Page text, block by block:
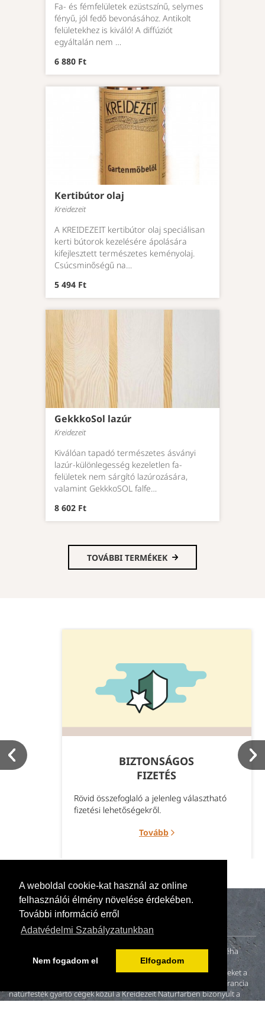
A weboldal cookie-kat használ az online
felhasználói élmény növelése érdekében.
További információ erről
Adatvédelmi Szabályzatunkban
Nem fogadom el Elfogadom
Fa- és fémfelületek ezüstszínű, selymes
fényű, jól fedő bevonásához. Antikolt
felületekhez is kiváló! A diffúziót
egyáltalán nem …
6 880 Ft
Kertibútor olaj
Kreidezeit
A KREIDEZEIT kertibútor olaj speciálisan
kerti bútorok kezelésére ápolására
kifejlesztett természetes keményolaj.
Csúcsminőségű na…
5 494 Ft
GekkkoSol lazúr
Kreidezeit
Kiválóan tapadó természetes ásványi
lazúr-különlegesség kezeletlen fa-
felületek nem sárgító lazúrozására,
valamint GekkkoSOL falfe…
8 602 Ft
TOVÁBBI TERMÉKEK
BIZTONSÁGOS
FIZETÉS
Rövid összefoglaló a jelenleg választható
fizetési lehetőségekről.
Tovább
A naturillo.hu mögött egy kis családi vállalkozás (anya, apa és néha
gyerekek) tevékenykedik. 2000-ben fiatal házasként otthonunk
felújításakor nem találtunk környezetbarát és egészséges festékeket a
magyar piacon. A neten fellelt és megkeresett német, angol és francia
natúrfesték gyártó cégek közül a Kreidezeit Naturfarben bizonyult a
leginkább hitelesnek.